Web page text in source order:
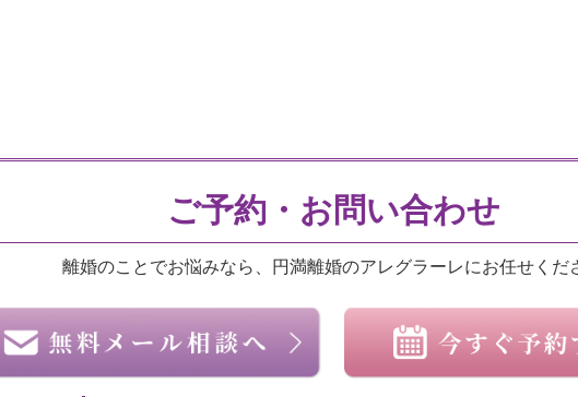
ご予約・お問い合わせ
離婚のことでお悩みなら、円満離婚のアレグラーレにお任せくだ